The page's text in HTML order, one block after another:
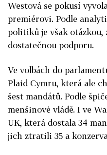
Westová se pokusí
premiérovi. Podle
politiků je však otázkou,
dostatečnou podporu.
Ve volbách do
Plaid Cymru, která ale
šest mandátů. Podle
menšinové vládě. I ve
UK, která dostala 34
jich ztratili 35 a